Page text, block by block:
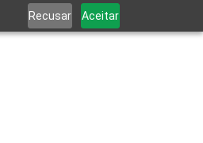
Recusar Aceitar